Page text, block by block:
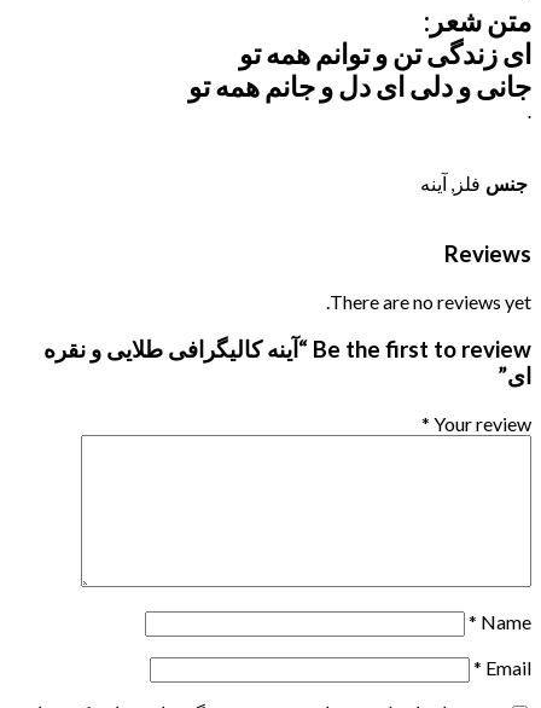
متن شعر:
ای زندگی تن و توانم همه تو
جانی و دلی ای دل و جانم همه تو
.
جنس فلز, آینه
Reviews
There are no reviews yet.
Be the first to review “آینه کالیگرافی طلایی و نقره
ای”
Your review
*
Name
*
Email
*